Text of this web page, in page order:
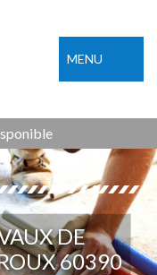
MENU
DE
60390